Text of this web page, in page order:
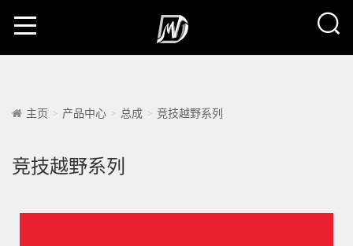
主页 产品中心 总成 竞技越野系列
竞技越野系列